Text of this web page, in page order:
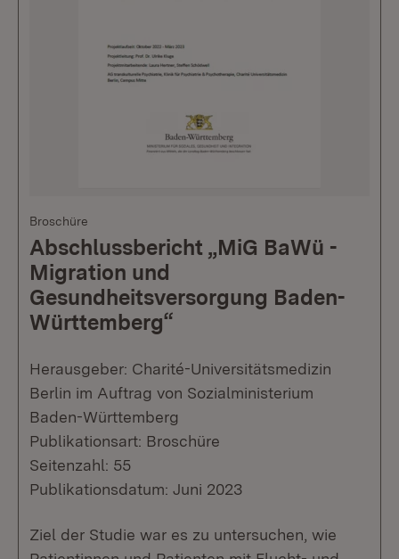
Broschüre
Abschlussbericht „MiG BaWü -
Migration und
Gesundheitsversorgung Baden-
Württemberg“
Herausgeber: Charité-Universitätsmedizin
Berlin im Auftrag von Sozialministerium
Baden-Württemberg
Publikationsart: Broschüre
Seitenzahl: 55
Publikationsdatum: Juni 2023
Ziel der Studie war es zu untersuchen, wie